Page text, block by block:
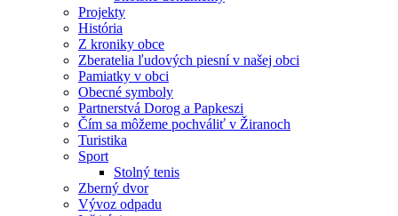
Projekty
História
Z kroniky obce
Zberatelia ľudových piesní v našej obci
Pamiatky v obci
Obecné symboly
Partnerstvá Dorog a Papkeszi
Čím sa môžeme pochváliť v Žiranoch
Turistika
Sport
Stolný tenis
Zberný dvor
Vývoz odpadu